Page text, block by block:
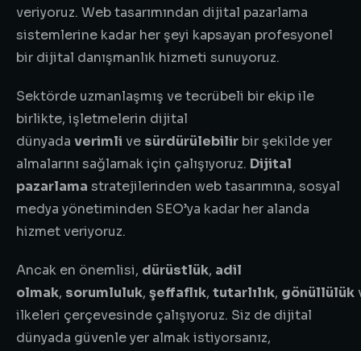
veriyoruz. Web tasarımından dijital pazarlama
sistemlerine kadar her şeyi kapsayan profesyonel
bir dijital danışmanlık hizmeti sunuyoruz.
Sektörde uzmanlaşmış ve tecrübeli bir ekip ile
birlikte, işletmelerin dijital
dünyada verimli ve sürdürülebilir bir şekilde yer
almalarını sağlamak için çalışıyoruz. Dijital
pazarlama stratejilerinden web tasarımına, sosyal
medya yönetiminden SEO’ya kadar her alanda
hizmet veriyoruz.
Ancak en önemlisi, dürüstlük, adil
olmak, sorumluluk, şeffaflık, tutarlılık, gönüllülük
ilkeleri çerçevesinde çalışıyoruz. Siz de dijital
dünyada güvenle yer almak istiyorsanız,